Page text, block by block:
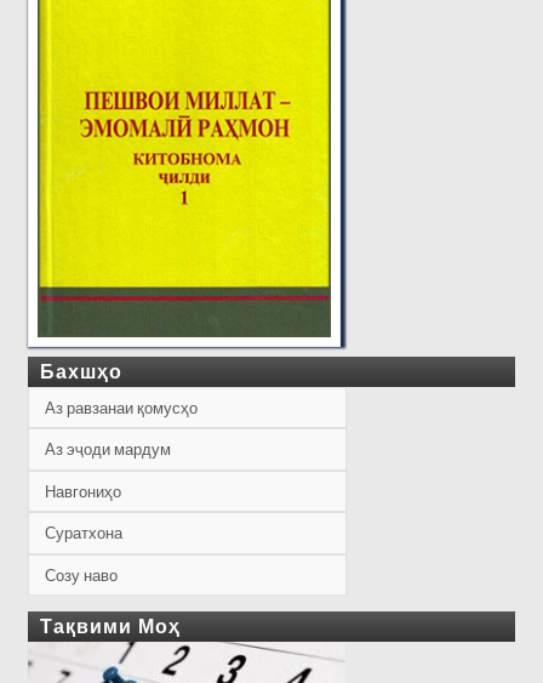
Бахшҳо
Аз равзанаи қомусҳо
Аз эҷоди мардум
Навгониҳо
Суратхона
Созу наво
Тақвими Моҳ